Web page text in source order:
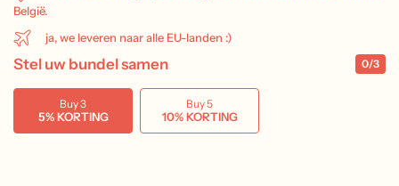
België.
ja, we leveren naar alle EU-landen :)